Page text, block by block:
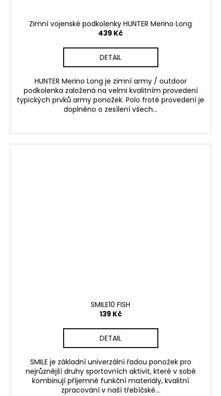
Zimní vojenské podkolenky HUNTER Merino Long
439 Kč
DETAIL
HUNTER Merino Long je zimní army / outdoor
podkolenka založená na velmi kvalitním provedení
typických prvků army ponožek. Polo froté provedení je
doplněno o zesílení všech...
SMILE10 FISH
139 Kč
DETAIL
SMILE je základní univerzální řadou ponožek pro
nejrůznější druhy sportovních aktivit, které v sobě
kombinují příjemné funkční materiály, kvalitní
zpracování v naší třebíčské...